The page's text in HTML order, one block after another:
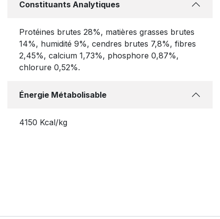
Constituants Analytiques
Protéines brutes 28%, matières grasses brutes
14%, humidité 9%, cendres brutes 7,8%, fibres
2,45%, calcium 1,73%, phosphore 0,87%,
chlorure 0,52%.
Énergie Métabolisable
4150 Kcal/kg